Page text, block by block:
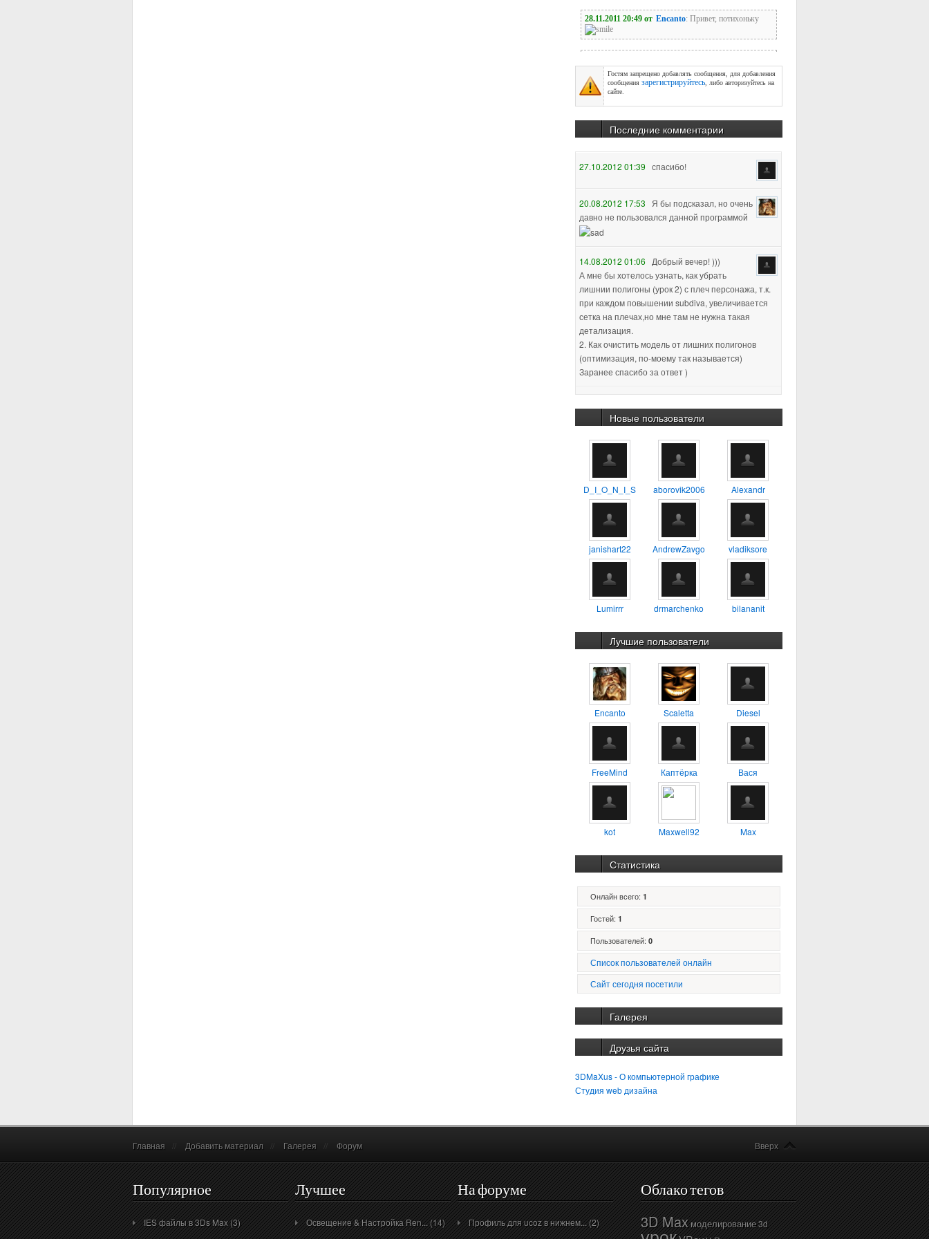
Гостям запрещено добавлять сообщения, для добавления
сообщения зарегистрируйтесь , либо авторизуйтесь на
сайте.
Последние комментарии
27.10.2012 01:39 спасибо!
20.08.2012 17:53
Я бы подсказал, но очень
давно не пользовался данной программой
14.08.2012 01:06
Добрый вечер! )))
А мне бы хотелось узнать, как убрать
лишнии полигоны (урок 2) с плеч персонажа, т.к.
при каждом повышении subdiva, увеличивается
сетка на плечах,но мне там не нужна такая
детализация.
2. Как очистить модель от лишних полигонов
(оптимизация, по-моему так называется)
Заранее спасибо за ответ )
29.01.2012 23:38
Хороший урок, для
новичков будет самое то, один из первых
11.02.2014 17:56
А можно ли таким
способом делать 3D модель например
помещения?
11.02.2013 13:45
тень не в ту сторону. а
так айс.
Новые пользователи
D_I_O_N_I_S aborovik2006 Alexandr
janishart22 AndrewZavgo vladiksore
Lumirrr drmarchenko bilananit
Лучшие пользователи
Encanto Scaletta Diesel
FreeMind Каптёрка Вася
kot Maxwell92 Max
Статистика
Онлайн всего: 1
Гостей: 1
Пользователей: 0
Список пользователей онлайн
Сайт сегодня посетили
Галерея
Друзья сайта
3DMaXus - О компьютерной графике
Студия web дизайна
Главная Добавить материал Галерея Форум Вверх
Популярное
IES файлы в 3Ds Max (3)
Лучшее
Освещение & Настройка Ren... (14)
На форуме
Профиль для ucoz в нижнем... (2)
Облако тегов
3D Maxмоделирование3d